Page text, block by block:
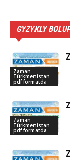
GYZYKLY
Zaman
Türkmenistan
pdf formatda
Zaman
Türkmenistan
pdf formatda